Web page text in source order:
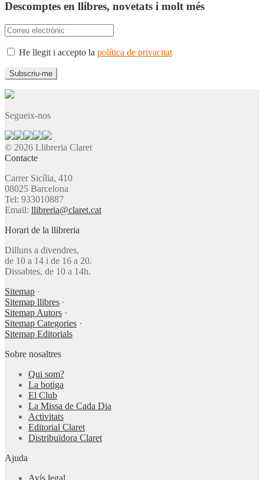
Descomptes en llibres, novetats i molt més
He llegit i accepto la política de privacitat
Segueix-nos
© 2026 Llibreria Claret
Contacte
Carrer Sicília, 410
08025 Barcelona
Tel: 933010887
Email: llibreria@claret.cat
Horari de la llibreria
Dilluns a divendres,
de 10 a 14 i de 16 a 20.
Dissabtes, de 10 a 14h.
Sitemap ·
Sitemap llibres ·
Sitemap Autors ·
Sitemap Categories ·
Sitemap Editorials
Sobre nosaltres
Qui som?
La botiga
El Club
La Missa de Cada Dia
Activitats
Editorial Claret
Distribuïdora Claret
Ajuda
Avís legal